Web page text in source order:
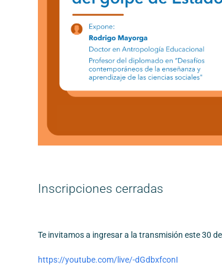
Inscripciones cerradas
Te invitamos a ingresar a la transmisión este 30
https://youtube.com/live/-dGdbxfconI